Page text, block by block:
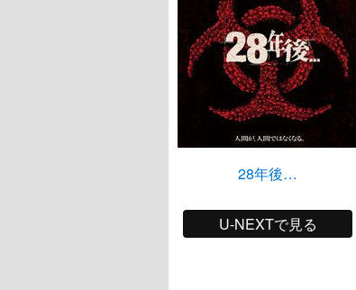
28年後…
U-NEXTで見る